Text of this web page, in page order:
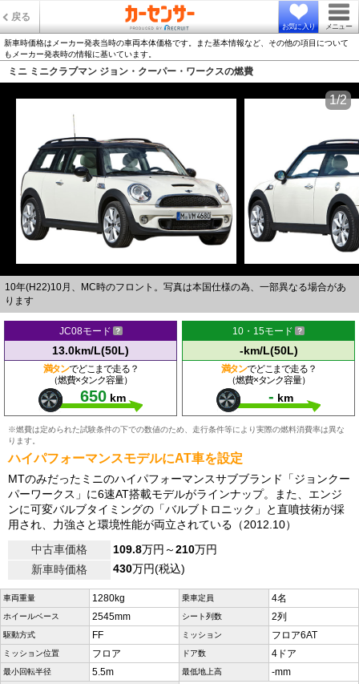
戻る
お気に入り メニュー
新車時価格はメーカー発表当時の車両本体価格です。また基本情報など、その他の項目について
もメーカー発表時の情報に基いています。
ミニ ミニクラブマン ジョン・クーパー・ワークスの燃費
10年(H22)10月、MC時のフロント。写真は本国仕様の為、一部異なる場合があ
ります
1/2
JC08モード
13.0km/L(50L)
満タンでどこまで走る？
（燃費×タンク容量）
650 km
10・15モード
-km/L(50L)
満タンでどこまで走る？
（燃費×タンク容量）
- km
※燃費は定められた試験条件の下での数値のため、走行条件等により実際の燃料消費率は異な
ります。
ハイパフォーマンスモデルにAT車を設定
MTのみだったミニのハイパフォーマンスサブブランド「ジョンクー
パーワークス」に6速AT搭載モデルがラインナップ。また、エンジ
ンに可変バルブタイミングの「バルブトロニック」と直噴技術が採
用され、力強さと環境性能が両立されている（2012.10）
中古車価格
109.8万円～210万円
新車時価格
430万円(税込)
車両重量 1280kg 乗車定員 4名
ホイールベース 2545mm シート列数 2列
駆動方式 FF ミッション フロア6AT
ミッション位置 フロア ドア数 4ドア
最小回転半径 5.5m 最低地上高 -mm